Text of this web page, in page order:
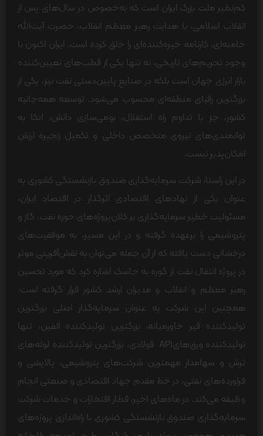
کم‌نظیر ملت بزرگ ایران است که به‌خصوص در سال‌های پس از
انقلاب اسلامی، با هدایت رهبر معظم انقلاب، حضرت آیت‌الله
خامنه‌ای، کارنامه خیره‌کننده‌ای را خلق کرده است. ایران اکنون با
وجود تحریم‌های تاریخی، نه تنها یکی از قطب‌های تعیین‌کننده
بازار انرژی جهان است بلکه در صنایع پایین‌دستی نفت نیز، یکی از
بزرگترین رقبای منطقه‌ای محسوب می‌شود. توسعه همه‌جانبه
کشور، جز با تداوم راه استقلال، بومی‌سازی دانش، اتکا به
توانمندی‌های نیروی متخصص داخلی و تکمیل زنجیره ارزش
امکان‌پذیر نیست.
در این راستا، شرکت سرمایه‌گذاری صندوق بازنشستگی کشوری به
عنوان یکی از نهادهای اقتصادی اثرگذار در اقتصاد ایران،
مسئولیت خطیر سرمایه‌گذاری بر کلان‌پروژه‌های حوزه نفت، گاز و
پتروشیمی را برعهده گرفته و در این مسیر، به موفقیت‌های
درخشانی دست یافته که از آن جمله می‌توان به نقش‌آفرینی موثر
در پروژه انتقال نفت از گوره به جاسک اشاره کرد که مورد تحسین
رهبر معظم و انقلاب و مدیران ارشد کشور قرار گرفته است.
همچنین این شرکت به عنوان سرمایه‌گذار اصلی بزرگترین
تولیدکننده قیر خاورمیانه، بزرگترین تولیدکننده الفین، تنها
تولیدکننده ورق‌هایAPI فولادی، بزرگترین تولیدکننده لوله‌های
ترش و سهامدار مهمترین شرکت‌‌های پتروشیمی، پالایشی و
فراورده‌های نفتی، در خط مقدم جهاد اقتصادی و صنعتی انجام
وظیفه می‌کند. در ماه‌های اخیر، قطار افتخارات و خدمات شرکت
سرمایه‌گذاری صندوق بازنشستگی کشوری با راه‌اندازی پروژه‌های